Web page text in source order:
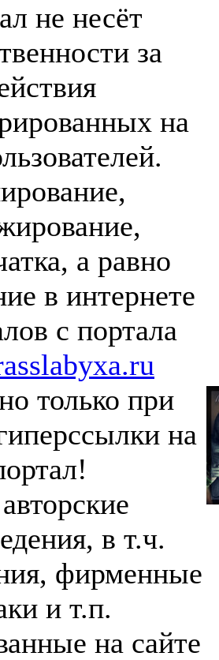
не несёт
за
на
а равно
в интернете
с портала
только при
на
в т.ч.
фирменные
и т.п.
на сайте